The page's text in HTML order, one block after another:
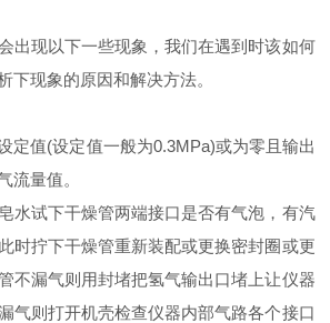
出现以下一些现象，我们在遇到时该如何
下现象的原因和解决方法。
值(设定值一般为0.3MPa)或为零且输出
流量值。
试下干燥管两端接口是否有气泡，有汽
时拧下干燥管重新装配或更换密封圈或更
不漏气则用封堵把氢气输出口堵上让仪器
气则打开机壳检查仪器内部气路各个接口